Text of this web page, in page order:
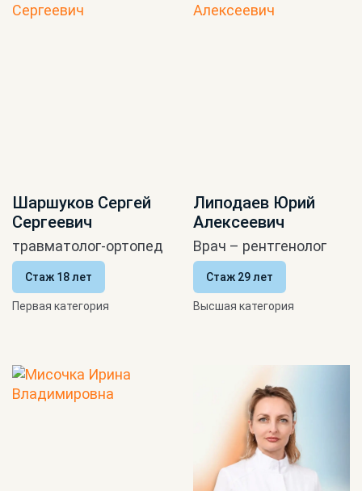
Шаршуков Сергей
Сергеевич
травматолог-ортопед
Стаж 18 лет
Первая категория
Липодаев Юрий
Алексеевич
Врач – рентгенолог
Стаж 29 лет
Высшая категория